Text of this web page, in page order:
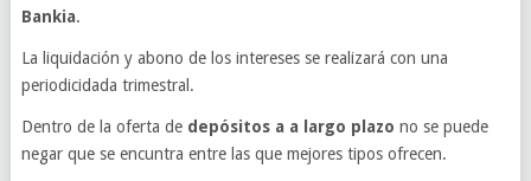
Bankia.
La liquidación y abono de los intereses se realizará con una
periodicidada trimestral.
Dentro de la oferta de depósitos a a largo plazo no se puede
negar que se encuntra entre las que mejores tipos ofrecen.